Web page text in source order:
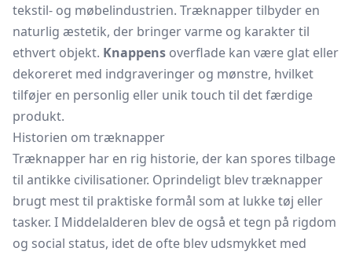
tekstil- og møbelindustrien. Træknapper tilbyder en
naturlig æstetik, der bringer varme og karakter til
ethvert objekt. Knappens overflade kan være glat eller
dekoreret med indgraveringer og mønstre, hvilket
tilføjer en personlig eller unik touch til det færdige
produkt.
Historien om træknapper
Træknapper har en rig historie, der kan spores tilbage
til antikke civilisationer. Oprindeligt blev træknapper
brugt mest til praktiske formål som at lukke tøj eller
tasker. I Middelalderen blev de også et tegn på rigdom
og social status, idet de ofte blev udsmykket med